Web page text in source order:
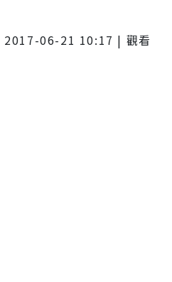
2017-06-21 10:17 | 觀看